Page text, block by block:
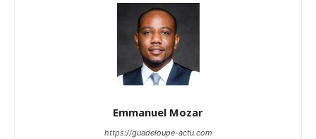
Emmanuel Mozar
https://guadeloupe-actu.com